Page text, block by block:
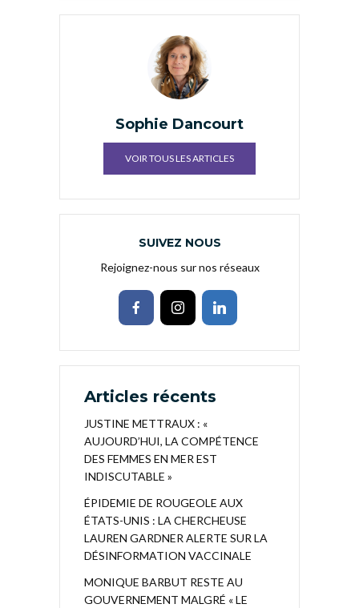
Sophie Dancourt
VOIR TOUS LES ARTICLES
SUIVEZ NOUS
Rejoignez-nous sur nos réseaux
Articles récents
JUSTINE METTRAUX : «
AUJOURD’HUI, LA COMPÉTENCE
DES FEMMES EN MER EST
INDISCUTABLE »
ÉPIDEMIE DE ROUGEOLE AUX
ÉTATS-UNIS : LA CHERCHEUSE
LAUREN GARDNER ALERTE SUR LA
DÉSINFORMATION VACCINALE
MONIQUE BARBUT RESTE AU
GOUVERNEMENT MALGRÉ « LE